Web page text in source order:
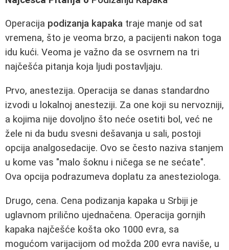
Operacija podizanja kapaka traje manje od sat
vremena, što je veoma brzo, a pacijenti nakon toga
idu kući. Veoma je važno da se osvrnem na tri
najčešća pitanja koja ljudi postavljaju.
Prvo, anestezija. Operacija se danas standardno
izvodi u lokalnoj anesteziji. Za one koji su nervozniji,
a kojima nije dovoljno što neće osetiti bol, već ne
žele ni da budu svesni dešavanja u sali, postoji
opcija analgosedacije. Ovo se često naziva stanjem
u kome vas "malo šoknu i ničega se ne sećate".
Ova opcija podrazumeva doplatu za anesteziologa.
Drugo, cena. Cena podizanja kapaka u Srbiji je
uglavnom prilično ujednačena. Operacija gornjih
kapaka najčešće košta oko 1000 evra, sa
mogućom varijacijom od možda 200 evra naviše, u